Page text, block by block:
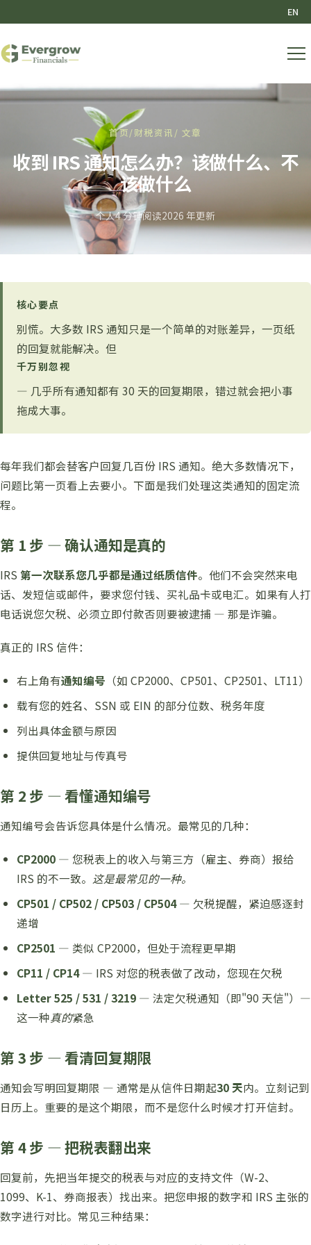
EN
首页/财税资讯 / 文章
收到 IRS 通知怎么办？该做什么、不
该做什么
个人4 分钟阅读2026 年更新
核心要点
别慌。大多数 IRS 通知只是一个简单的对账差异，一页纸
的回复就能解决。但
千万别忽视
— 几乎所有通知都有 30 天的回复期限，错过就会把小事
拖成大事。
每年我们都会替客户回复几百份 IRS 通知。绝大多数情况下，
问题比第一页看上去要小。下面是我们处理这类通知的固定流
程。
第 1 步 — 确认通知是真的
IRS 第一次联系您几乎都是通过纸质信件。他们不会突然来电
话、发短信或邮件，要求您付钱、买礼品卡或电汇。如果有人打
电话说您欠税、必须立即付款否则要被逮捕 — 那是诈骗。
真正的 IRS 信件：
右上角有通知编号 （如 CP2000、CP501、CP2501、LT11）
载有您的姓名、SSN 或 EIN 的部分位数、税务年度
列出具体金额与原因
提供回复地址与传真号
第 2 步 — 看懂通知编号
通知编号会告诉您具体是什么情况。最常见的几种：
CP2000 — 您税表上的收入与第三方（雇主、券商）报给
IRS 的不一致。 这是最常见的一种。
CP501 / CP502 / CP503 / CP504— 欠税提醒，紧迫感逐封
递增
CP2501 — 类似 CP2000，但处于流程更早期
CP11 / CP14— IRS 对您的税表做了改动，您现在欠税
Letter 525 / 531 / 3219 — 法定欠税通知（即"90 天信"）—
这一种真的紧急
第 3 步 — 看清回复期限
通知会写明回复期限 — 通常是从信件日期起30 天内。立刻记到
日历上。重要的是这个期限，而不是您什么时候才打开信封。
第 4 步 — 把税表翻出来
回复前，先把当年提交的税表与对应的支持文件（W-2、
1099、K-1、券商报表）找出来。把您申报的数字和 IRS 主张的
数字进行对比。常见三种结果：